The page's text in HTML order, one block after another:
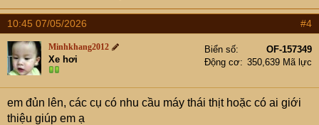
10:45 07/05/2026 #4
Minhkhang2012
Xe hơi
Biển số
OF-157349
Động cơ
350,639 Mã lực
em đủn lên, các cụ có nhu cầu máy thái thịt hoặc có ai giới
thiệu giúp em ạ